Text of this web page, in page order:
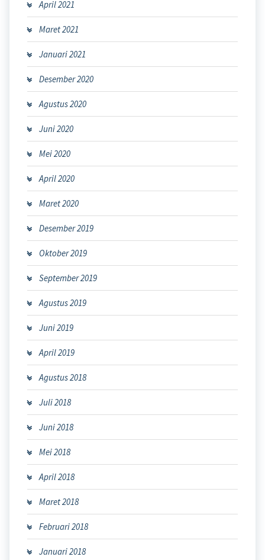
April 2021
Maret 2021
Januari 2021
Desember 2020
Agustus 2020
Juni 2020
Mei 2020
April 2020
Maret 2020
Desember 2019
Oktober 2019
September 2019
Agustus 2019
Juni 2019
April 2019
Agustus 2018
Juli 2018
Juni 2018
Mei 2018
April 2018
Maret 2018
Februari 2018
Januari 2018